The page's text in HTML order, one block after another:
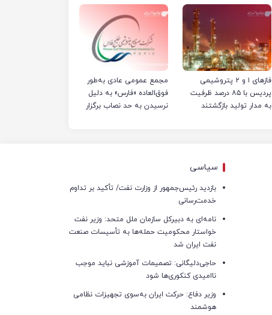
رساند
فازهای ۱ و ۲ پتروشیمی
پردیس با ۸۵ درصد ظرفیت
به مدار تولید بازگشتند
مجمع عمومی عادی به‌طور
فوق‌العاده «فارس» به دلیل
نرسیدن به حد نصاب برگزار
سیاسی
بازدید رئیس‌جمهور از وزارت نفت/ تأکید بر تداوم
خدمت‌رسانی
نامه‌ای به دبیرکل سازمان ملل متحد: وزیر نفت
خواستار محکومیت حمله‌ها به تأسیسات صنعت
نفت ایران شد
حاجی‌دلیگانی: تصمیمات آموزشی نباید موجب
ناامیدی کنکوری‌ها شود
وزیر دفاع: حرکت ایران به‌سوی تجهیزات نظامی
هوشمند